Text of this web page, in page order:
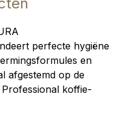
perfecte hygiëne
en
afgestemd op de
koffie-